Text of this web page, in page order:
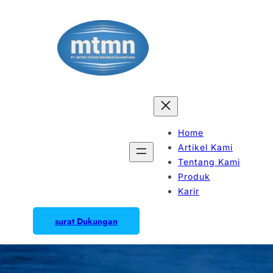
Home
Artikel Kami
Tentang Kami
Produk
Karir
surat Dukungan